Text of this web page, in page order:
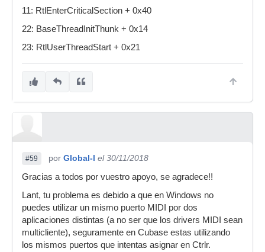
11: RtlEnterCriticalSection + 0x40
22: BaseThreadInitThunk + 0x14
23: RtlUserThreadStart + 0x21
#59 por Global-l el 30/11/2018
Gracias a todos por vuestro apoyo, se agradece!!
Lant, tu problema es debido a que en Windows no
puedes utilizar un mismo puerto MIDI por dos
aplicaciones distintas (a no ser que los drivers MIDI sean
multicliente), seguramente en Cubase estas utilizando
los mismos puertos que intentas asignar en Ctrlr.